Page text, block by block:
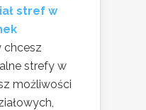
stref w
chcesz
strefy w
możliwości